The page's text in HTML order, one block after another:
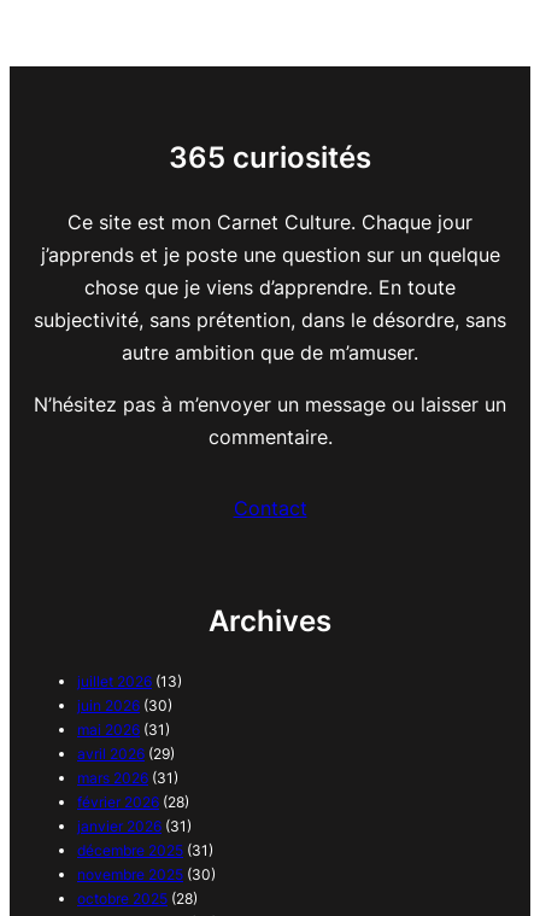
365 curiosités
Ce site est mon Carnet Culture. Chaque jour
j’apprends et je poste une question sur un quelque
chose que je viens d’apprendre. En toute
subjectivité, sans prétention, dans le désordre, sans
autre ambition que de m’amuser.
N’hésitez pas à m’envoyer un message ou laisser un
commentaire.
Contact
Archives
juillet 2026 (13)
juin 2026 (30)
mai 2026 (31)
avril 2026 (29)
mars 2026 (31)
février 2026 (28)
janvier 2026 (31)
décembre 2025 (31)
novembre 2025 (30)
octobre 2025 (28)